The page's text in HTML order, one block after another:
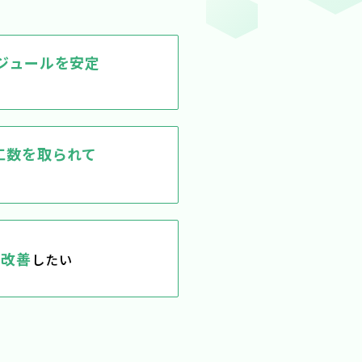
ュールを安定
数を取られて
善 したい